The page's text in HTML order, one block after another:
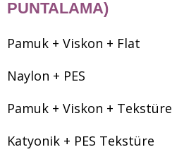
PUNTALAMA)
Pamuk + Viskon + Flat
Naylon + PES
Pamuk + Viskon + Tekstüre
Katyonik + PES Tekstüre